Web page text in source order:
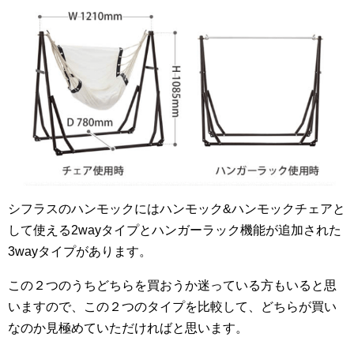
シフラスのハンモックにはハンモック&ハンモックチェアと
して使える2wayタイプとハンガーラック機能が追加された
3wayタイプがあります。
この２つのうちどちらを買おうか迷っている方もいると思
いますので、この２つのタイプを比較して、どちらが買い
なのか見極めていただければと思います。